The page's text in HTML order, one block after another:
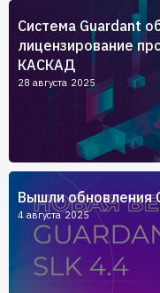
Система Guardant
лицензирование
КАСКАД
28 августа 2025
Вышли обновления
4 августа 2025